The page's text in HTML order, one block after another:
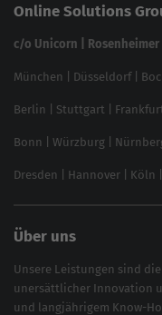
feed2content.ai
In ChatGPT gefunden
Linkbuilding 2025
Local SEO
SEO für Online Shops
Brand Monitoring 2025
Online Solutions
c/o Unicorn | Rosenheimer
München Düsseldorf|
Berlin Stuttgart
Bonn Würzburg
Dresden Hannover Köln
Über uns
Unsere Leistungen sind
unersättlicher Innovation
und langjährigem Know-